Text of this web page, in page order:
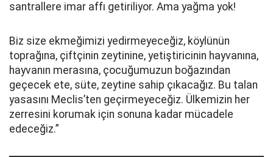
santrallere imar affı getiriliyor. Ama yağma yok!
Biz size ekmeğimizi yedirmeyeceğiz, köylünün
toprağına, çiftçinin zeytinine, yetiştiricinin hayvanına,
hayvanın merasına, çocuğumuzun boğazından
geçecek ete, süte, zeytine sahip çıkacağız. Bu talan
yasasını Meclis’ten geçirmeyeceğiz. Ülkemizin her
zerresini korumak için sonuna kadar mücadele
edeceğiz.”